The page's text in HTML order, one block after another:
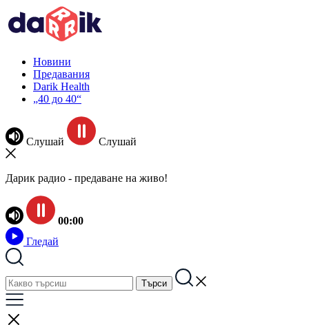
Новини
Предавания
Darik Health
„40 до 40“
Слушай Слушай
Дарик радио - предаване на живо!
00:00
Гледай